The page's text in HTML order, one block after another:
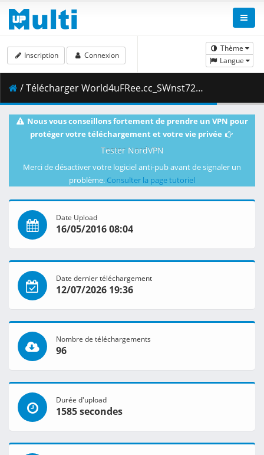
Thème
Langue
Inscription Connexion
/ Télécharger World4uFRee.cc_SWnst72Dual.mkv.002 ( 199.00 MB )
Nous vous conseillons fortement de prendre un VPN pour
protéger votre téléchargement et votre vie privée
Tester NordVPN
Merci de désactiver votre logiciel anti-pub avant de signaler un
problème. Consulter la page tutoriel
Date Upload
16/05/2016 08:04
Date dernier téléchargement
12/07/2026 19:36
Nombre de téléchargements
96
Durée d'upload
1585 secondes